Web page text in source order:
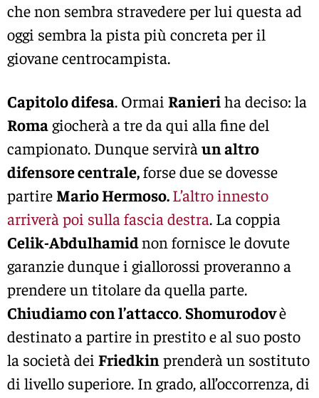
che non sembra stravedere per lui questa ad
oggi sembra la pista più concreta per il
giovane centrocampista.
Capitolo difesa. Ormai Ranieriha deciso: la
Romagiocherà a tre da qui alla fine del
campionato. Dunque servirà un altro
difensore centrale,forse due se dovesse
partire Mario Hermoso.L’altro innesto
arriverà poi sulla fascia destra. La coppia
Celik-Abdulhamidnon fornisce le dovute
garanzie dunque i giallorossi proveranno a
prendere un titolare da quella parte.
Chiudiamo con l’attacco. Shomurodovè
destinato a partire in prestito e al suo posto
la società dei Friedkinprenderà un sostituto
di livello superiore. In grado, all’occorrenza, di